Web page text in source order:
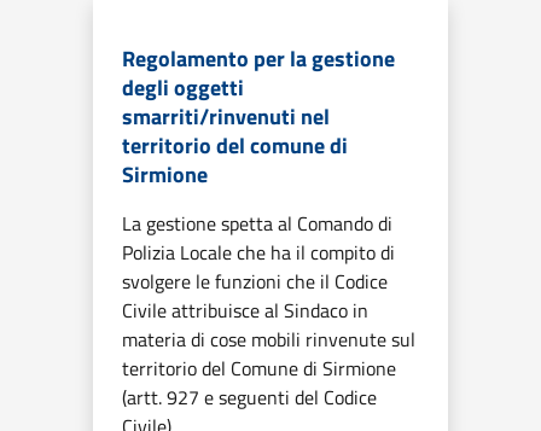
Regolamento per la gestione
degli oggetti
smarriti/rinvenuti nel
territorio del comune di
Sirmione
La gestione spetta al Comando di
Polizia Locale che ha il compito di
svolgere le funzioni che il Codice
Civile attribuisce al Sindaco in
materia di cose mobili rinvenute sul
territorio del Comune di Sirmione
(artt. 927 e seguenti del Codice